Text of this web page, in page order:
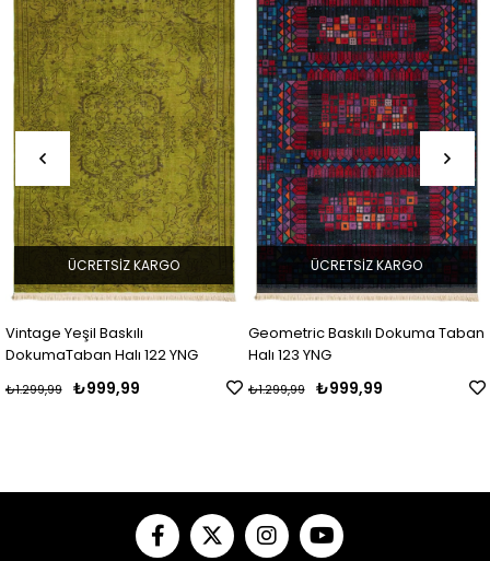
Geometric Baskılı Dokuma Taban
Halı 123 YNG
₺999,99
₺1.299,99
ÜCRETSIZ KARGO
Geometric Baskılı Dokuma
Halı 124 YNG
₺999,99
₺1.299,99
ÜCRETSIZ KARGO